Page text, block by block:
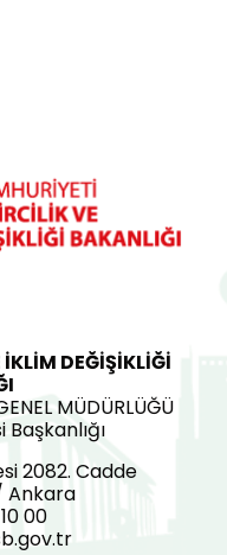
DEĞİŞİKLİĞİ
MÜDÜRLÜĞÜ
Başkanlığı
2082. Cadde
Ankara
00